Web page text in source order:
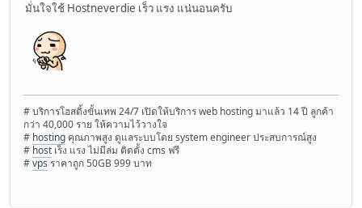
มั่นใจใช้ Hostneverdie เร็ว แรง แน่นอนครับ
# บริการโฮสติ้งขั้นเทพ 24/7 เปิดให้บริการ web hosting มาแล้ว 14 ปี ลูกค้า
กว่า 40,000 ราย ให้ความไว้วางใจ
# hosting คุณภาพสูง ดูแลระบบโดย system engineer ประสบการณ์สูง
# host เร็ง แรง ไม่มีล่ม ติดตั้ง cms ฟรี
#vps ราคาถูก 50GB 999 บาท